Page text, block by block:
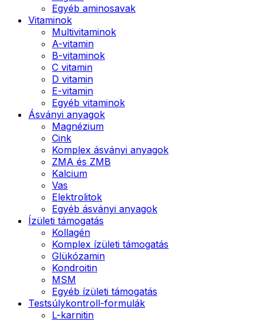
Egyéb aminosavak
Vitaminok
Multivitaminok
A-vitamin
B-vitaminok
C vitamin
D vitamin
E-vitamin
Egyéb vitaminok
Ásványi anyagok
Magnézium
Cink
Komplex ásványi anyagok
ZMA és ZMB
Kalcium
Vas
Elektrolitok
Egyéb ásványi anyagok
Ízületi támogatás
Kollagén
Komplex ízületi támogatás
Glükózamin
Kondroitin
MSM
Egyéb ízületi támogatás
Testsúlykontroll-formulák
L-karnitin